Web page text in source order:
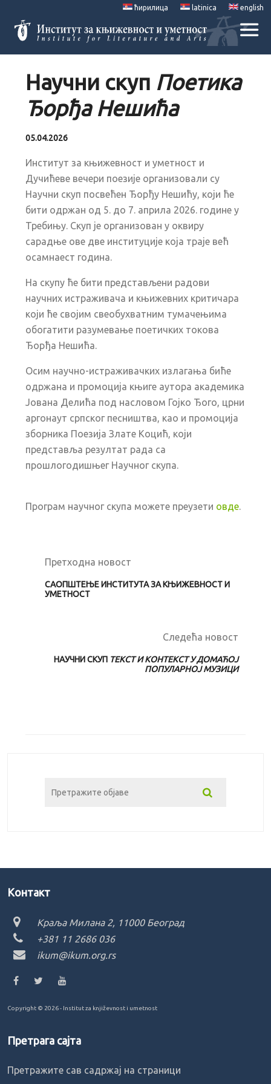
ћирилица latinica english
Научни скуп Поетика
Ђорђа Нешића
05.04.2026
Институт за књижевност и уметност и
Дучићеве вечери поезије организовали су
Научни скуп посвећен Ђорђу Нешићу, који ће
бити одржан од 5. до 7. априла 2026. године у
Требињу. Скуп је организован у оквиру
сарадње ове две институције која траје већ
осамнаест година.
На скупу ће бити представљени радови
научних истраживача и књижевних критичара
који ће својим свеобухватним тумачењима
обогатити разумевање поетичких токова
Ђорђа Нешића.
Осим научно-истраживачких излагања биће
одржана и промоција књиге аутора академика
Јована Делића под насловом Гојко Ђого, црни
аргонаут српског песништва, као и промоција
зборника Поезија Злате Коцић, који
представља резултат рада са
прошлогодишњег Научног скупа.
Програм научног скупа можете преузети овде.
Претходна новост
САОПШТЕЊЕ ИНСТИТУТА ЗА КЊИЖЕВНОСТ И
УМЕТНОСТ
Следећа новост
НАУЧНИ СКУП ТЕКСТ И КОНТЕКСТ У ДОМАЋОЈ
ПОПУЛАРНОЈ МУЗИЦИ
Kонтакт
Краља Милана 2, 11000 Београд
+381 11 2686 036
ikum@ikum.org.rs
Copyright © 2026 - Institut za književnost i umetnost
Претрага сајта
Претражите сав садржај на страници